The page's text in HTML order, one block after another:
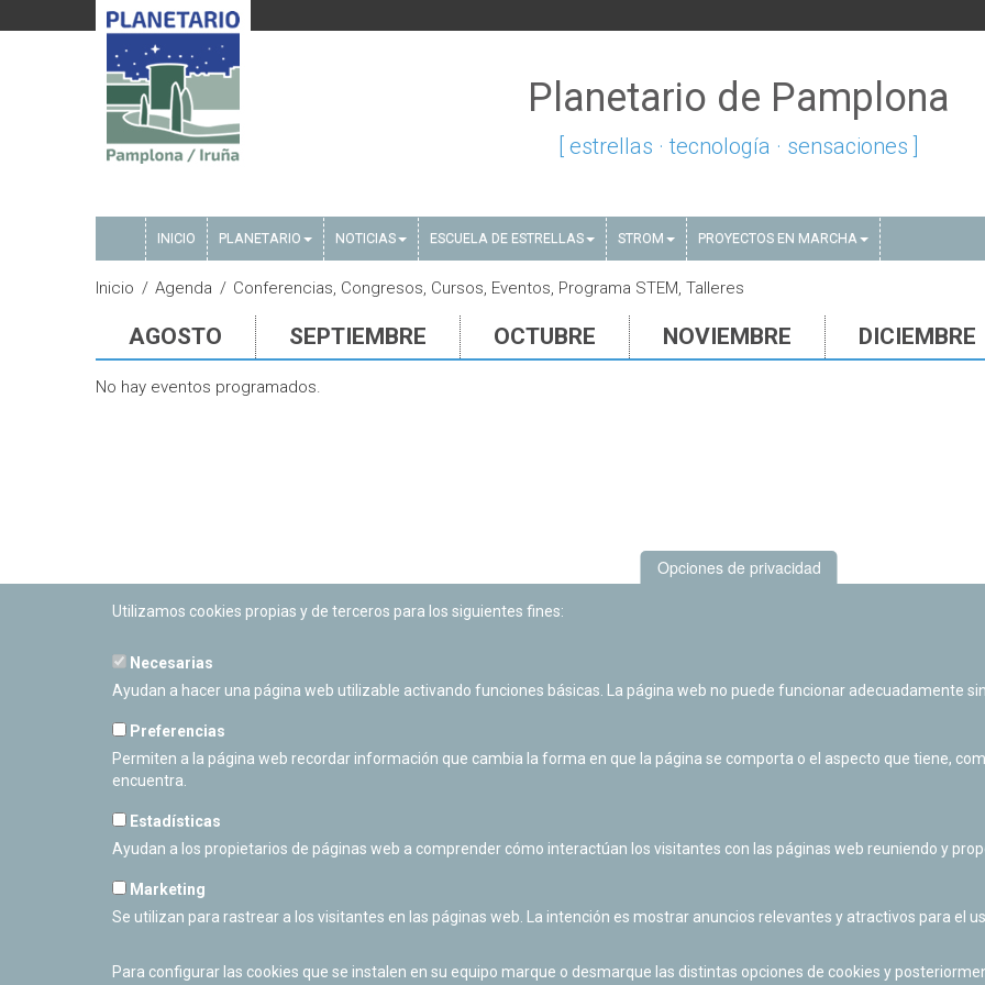
Planetario de Pamplona
[ estrellas · tecnología · sensaciones ]
INICIO PLANETARIO NOTICIAS ESCUELA DE ESTRELLAS STROM PROYECTOS EN MARCHA
Inicio Agenda Conferencias, Congresos, Cursos, Eventos, Programa STEM, Talleres
AGOSTO SEPTIEMBRE OCTUBRE NOVIEMBRE DICIEMBRE
No hay eventos programados.
PLANETARIO DE PAMPLONA
Calle Sancho RamÃ­rez, s/n
Cerrado Temporalmente
Opciones de privacidad
Utilizamos cookies propias y de terceros para los siguientes fines:
Necesarias
Ayudan a hacer una página web utilizable activando funciones básicas. La página web no puede funcionar adecuadamente
Preferencias
Permiten a la página web recordar información que cambia la forma en que la página se comporta o el aspecto que tiene,
encuentra.
Estadísticas
Ayudan a los propietarios de páginas web a comprender cómo interactúan los visitantes con las páginas web reuniendo y
Marketing
Se utilizan para rastrear a los visitantes en las páginas web. La intención es mostrar anuncios relevantes y atractivos para el
Para configurar las cookies que se instalen en su equipo marque o desmarque las distintas opciones de cookies y